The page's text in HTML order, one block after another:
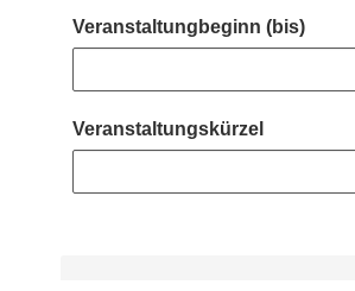
Veranstaltungbeginn (bis)
Veranstaltungskürzel